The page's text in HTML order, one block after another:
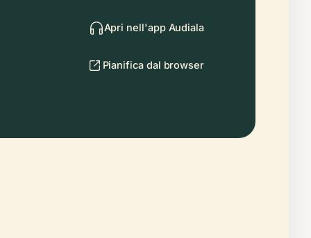
Apri nell'app Audiala
Pianifica dal browser